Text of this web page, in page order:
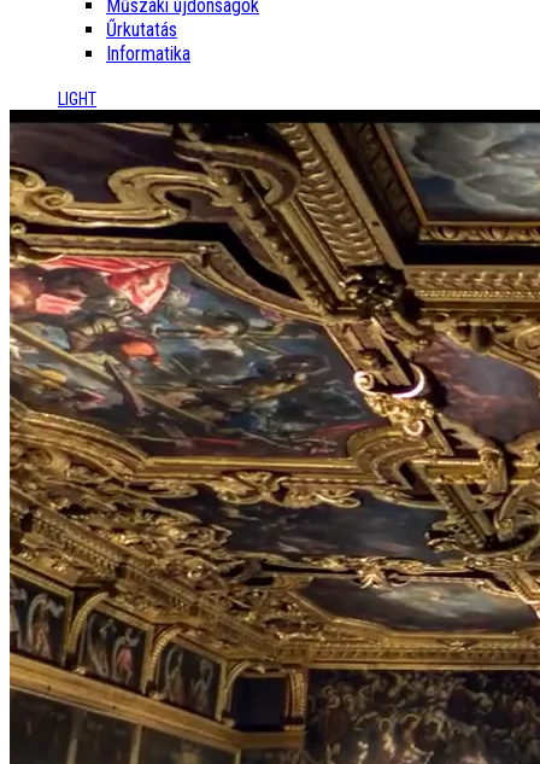
Műszaki újdonságok
Űrkutatás
Informatika
LIGHT